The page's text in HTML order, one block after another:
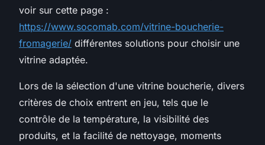
voir sur cette page :
https://www.socomab.com/vitrine-boucherie-
fromagerie/ différentes solutions pour choisir une
vitrine adaptée.
Lors de la sélection d'une vitrine boucherie, divers
critères de choix entrent en jeu, tels que le
contrôle de la température, la visibilité des
produits, et la facilité de nettoyage, moments